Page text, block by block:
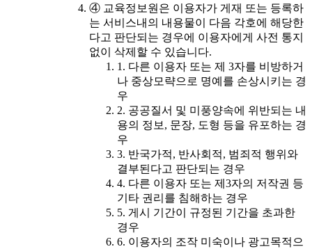
④ 교육정보원은 이용자가 게재 또는 등록하
는 서비스내의 내용물이 다음 각호에 해당한
다고 판단되는 경우에 이용자에게 사전 통지
없이 삭제할 수 있습니다.
1. 다른 이용자 또는 제 3자를 비방하거
나 중상모략으로 명예를 손상시키는 경
우
2. 공공질서 및 미풍양속에 위반되는 내
용의 정보, 문장, 도형 등을 유포하는 경
우
3. 반국가적, 반사회적, 범죄적 행위와
결부된다고 판단되는 경우
4. 다른 이용자 또는 제3자의 저작권 등
기타 권리를 침해하는 경우
5. 게시 기간이 규정된 기간을 초과한
경우
6. 이용자의 조작 미숙이나 광고목적으